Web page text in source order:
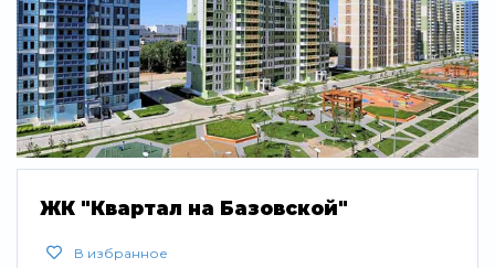
ЖК "Квартал на Базовской"
В избранное